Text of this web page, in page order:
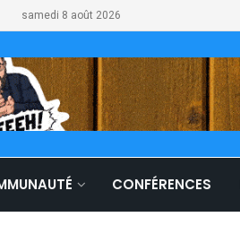
samedi 8 août 2026
CONFÉRENCES